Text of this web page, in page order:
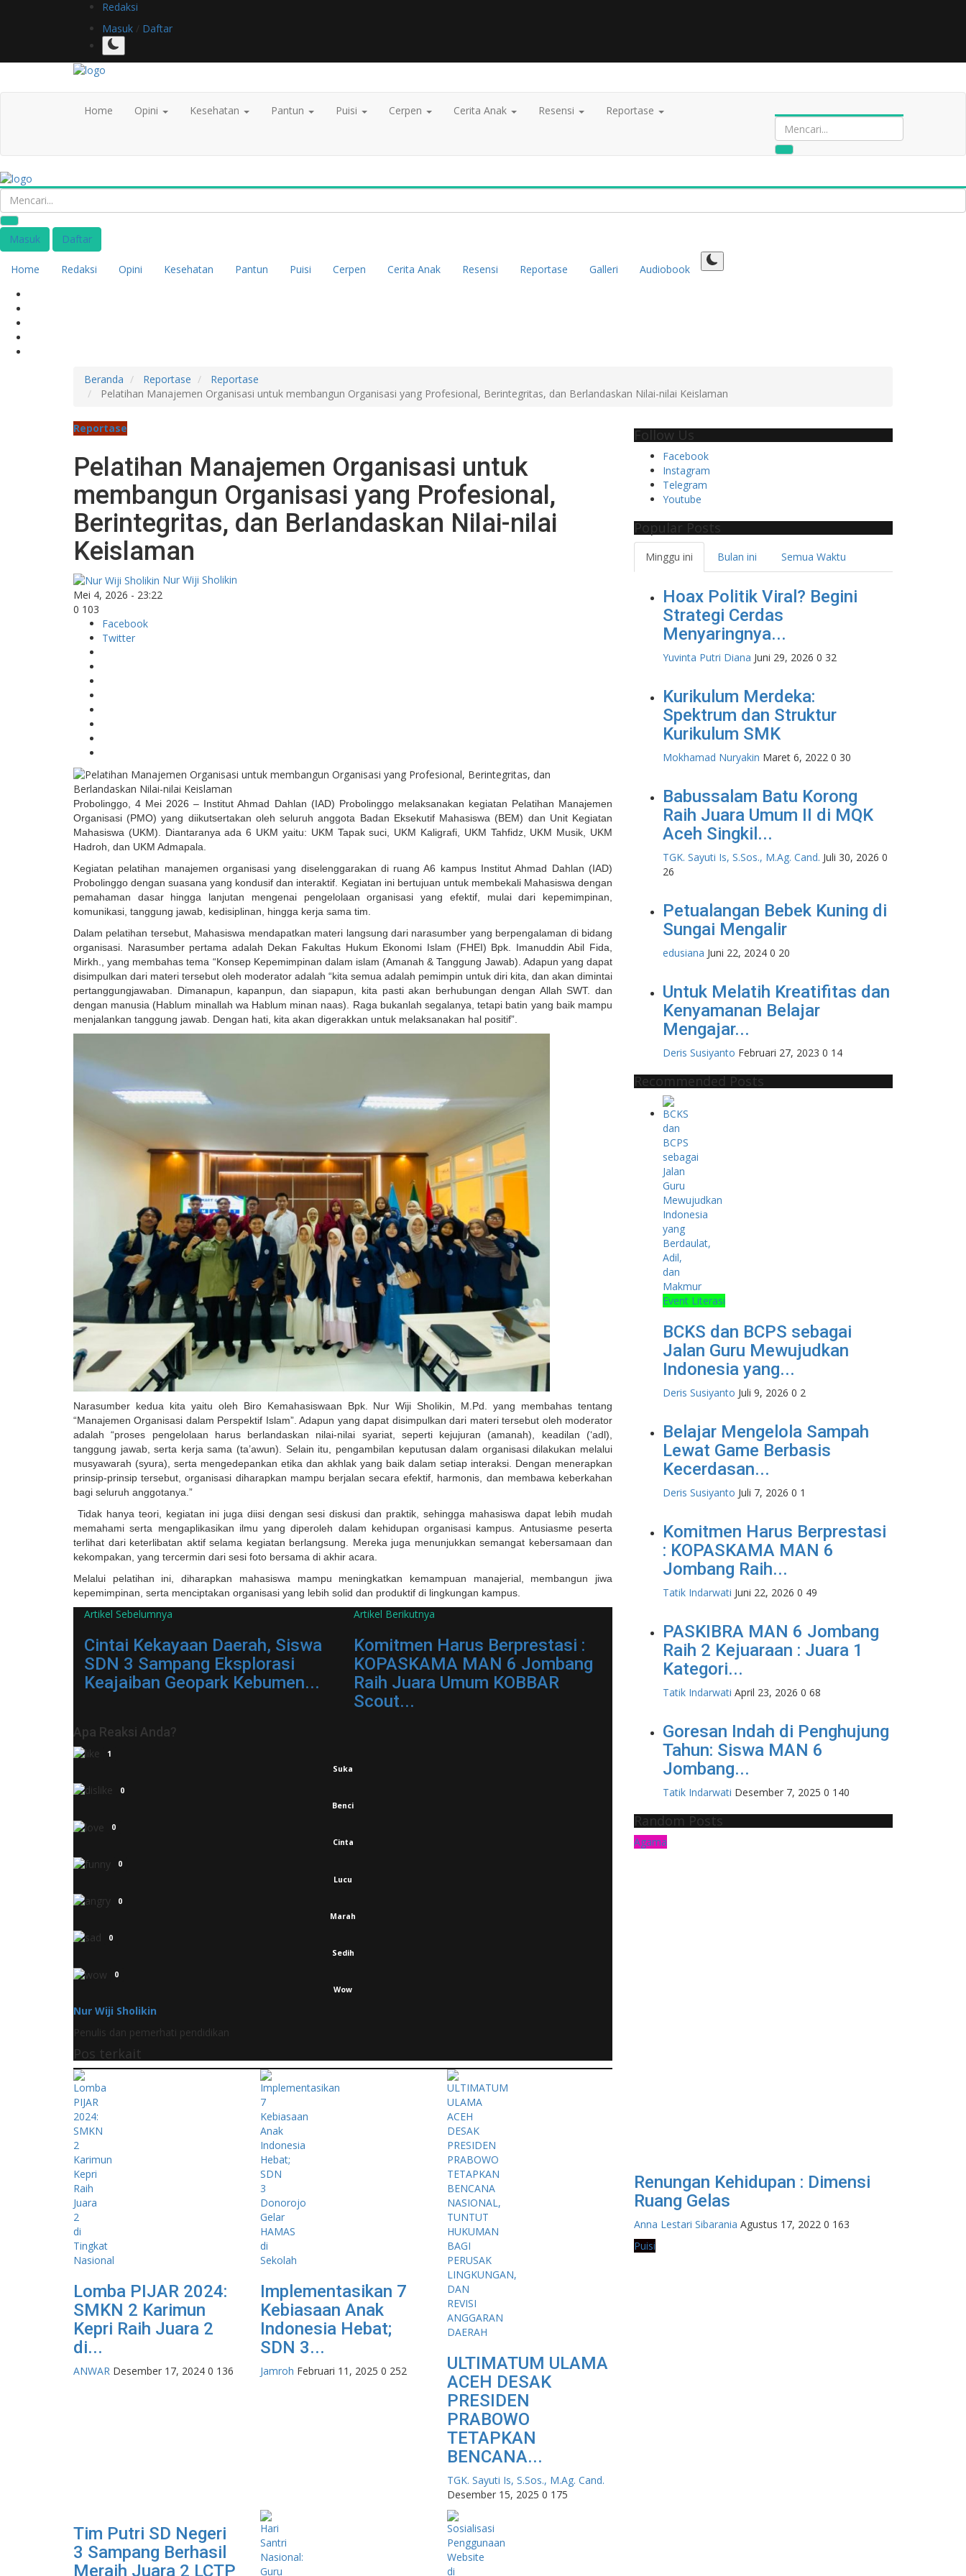
Redaksi
Masuk / Daftar
Home Opini Kesehatan Pantun Puisi Cerpen Cerita Anak Resensi Reportase
Masuk Daftar
Home Redaksi Opini Kesehatan Pantun Puisi Cerpen Cerita Anak Resensi Reportase Galleri Audiobook
Beranda Reportase
Reportase
Pelatihan Manajemen Organisasi untuk membangun Organisasi yang Profesional, Berintegritas, dan Berlandaskan Nilai-nilai Keislaman
Reportase
Pelatihan Manajemen Organisasi untuk
membangun Organisasi yang Profesional,
Berintegritas, dan Berlandaskan Nilai-nilai
Keislaman
Nur Wiji Sholikin
Mei 4, 2026 - 23:22
0 103
Facebook
Twitter
Probolinggo, 4 Mei 2026 – Institut Ahmad Dahlan (IAD) Probolinggo melaksanakan kegiatan Pelatihan Manajemen
Organisasi (PMO) yang diikutsertakan oleh seluruh anggota Badan Eksekutif Mahasiswa (BEM) dan Unit Kegiatan
Mahasiswa (UKM). Diantaranya ada 6 UKM yaitu: UKM Tapak suci, UKM Kaligrafi, UKM Tahfidz, UKM Musik, UKM
Hadroh, dan UKM Admapala.
Kegiatan pelatihan manajemen organisasi yang diselenggarakan di ruang A6 kampus Institut Ahmad Dahlan (IAD)
Probolinggo dengan suasana yang kondusif dan interaktif. Kegiatan ini bertujuan untuk membekali Mahasiswa dengan
pemahaman dasar hingga lanjutan mengenai pengelolaan organisasi yang efektif, mulai dari kepemimpinan,
komunikasi, tanggung jawab, kedisiplinan, hingga kerja sama tim.
Dalam pelatihan tersebut, Mahasiswa mendapatkan materi langsung dari narasumber yang berpengalaman di bidang
organisasi. Narasumber pertama adalah Dekan Fakultas Hukum Ekonomi Islam (FHEI) Bpk. Imanuddin Abil Fida,
Mirkh., yang membahas tema “Konsep Kepemimpinan dalam islam (Amanah & Tanggung Jawab). Adapun yang dapat
disimpulkan dari materi tersebut oleh moderator adalah “kita semua adalah pemimpin untuk diri kita, dan akan dimintai
pertanggungjawaban. Dimanapun, kapanpun, dan siapapun, kita pasti akan berhubungan dengan Allah SWT. dan
dengan manusia (Hablum minallah wa Hablum minan naas). Raga bukanlah segalanya, tetapi batin yang baik mampu
menjalankan tanggung jawab. Dengan hati, kita akan digerakkan untuk melaksanakan hal positif”.
Narasumber kedua kita yaitu oleh Biro Kemahasiswaan Bpk. Nur Wiji Sholikin, M.Pd. yang membahas tentang
“Manajemen Organisasi dalam Perspektif Islam”. Adapun yang dapat disimpulkan dari materi tersebut oleh moderator
adalah “proses pengelolaan harus berlandaskan nilai-nilai syariat, seperti kejujuran (amanah), keadilan (‘adl),
tanggung jawab, serta kerja sama (ta’awun). Selain itu, pengambilan keputusan dalam organisasi dilakukan melalui
musyawarah (syura), serta mengedepankan etika dan akhlak yang baik dalam setiap interaksi. Dengan menerapkan
prinsip-prinsip tersebut, organisasi diharapkan mampu berjalan secara efektif, harmonis, dan membawa keberkahan
bagi seluruh anggotanya.”
Tidak hanya teori, kegiatan ini juga diisi dengan sesi diskusi dan praktik, sehingga mahasiswa dapat lebih mudah
memahami serta mengaplikasikan ilmu yang diperoleh dalam kehidupan organisasi kampus. Antusiasme peserta
terlihat dari keterlibatan aktif selama kegiatan berlangsung. Mereka juga menunjukkan semangat kebersamaan dan
kekompakan, yang tercermin dari sesi foto bersama di akhir acara.
Melalui pelatihan ini, diharapkan mahasiswa mampu meningkatkan kemampuan manajerial, membangun jiwa
kepemimpinan, serta menciptakan organisasi yang lebih solid dan produktif di lingkungan kampus.
Artikel Sebelumnya
Cintai Kekayaan Daerah, Siswa
SDN 3 Sampang Eksplorasi
Keajaiban Geopark Kebumen...
Artikel Berikutnya
Komitmen Harus Berprestasi :
KOPASKAMA MAN 6 Jombang
Raih Juara Umum KOBBAR
Scout...
Apa Reaksi Anda?
1
Suka
0
Benci
0
Cinta
0
Lucu
0
Marah
0
Sedih
0
Wow
Nur Wiji Sholikin
Penulis dan pemerhati pendidikan
Pos terkait
Lomba PIJAR 2024:
SMKN 2 Karimun
Kepri Raih Juara 2
di...
ANWAR Desember 17, 2024 0 136
Implementasikan 7
Kebiasaan Anak
Indonesia Hebat;
SDN 3...
Jamroh Februari 11, 2025 0 252
ULTIMATUM ULAMA
ACEH DESAK
PRESIDEN
PRABOWO
TETAPKAN
BENCANA...
TGK. Sayuti Is, S.Sos., M.Ag. Cand.
Desember 15, 2025 0 175
Tim Putri SD Negeri
3 Sampang Berhasil
Meraih Juara 2 LCTP
Follow Us
Facebook
Instagram
Telegram
Youtube
Popular Posts
Minggu ini Bulan ini Semua Waktu
Hoax Politik Viral? Begini
Strategi Cerdas
Menyaringnya...
Yuvinta Putri Diana Juni 29, 2026 0 32
Kurikulum Merdeka:
Spektrum dan Struktur
Kurikulum SMK
Mokhamad Nuryakin Maret 6, 2022 0 30
Babussalam Batu Korong
Raih Juara Umum II di MQK
Aceh Singkil...
TGK. Sayuti Is, S.Sos., M.Ag. Cand. Juli 30, 2026 0
26
Petualangan Bebek Kuning di
Sungai Mengalir
edusiana Juni 22, 2024 0 20
Untuk Melatih Kreatifitas dan
Kenyamanan Belajar
Mengajar...
Deris Susiyanto Februari 27, 2023 0 14
Recommended Posts
Event Literasi
BCKS dan BCPS sebagai
Jalan Guru Mewujudkan
Indonesia yang...
Deris Susiyanto Juli 9, 2026 0 2
Belajar Mengelola Sampah
Lewat Game Berbasis
Kecerdasan...
Deris Susiyanto Juli 7, 2026 0 1
Komitmen Harus Berprestasi
: KOPASKAMA MAN 6
Jombang Raih...
Tatik Indarwati Juni 22, 2026 0 49
PASKIBRA MAN 6 Jombang
Raih 2 Kejuaraan : Juara 1
Kategori...
Tatik Indarwati April 23, 2026 0 68
Goresan Indah di Penghujung
Tahun: Siswa MAN 6
Jombang...
Tatik Indarwati Desember 7, 2025 0 140
Random Posts
Agama
Renungan Kehidupan : Dimensi
Ruang Gelas
Anna Lestari Sibarania Agustus 17, 2022 0 163
Puisi